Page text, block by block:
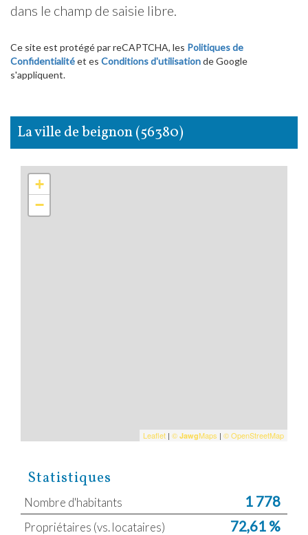
dans le champ de saisie libre.
Ce site est protégé par reCAPTCHA, les Politiques de
Confidentialitéet es Conditions d'utilisationde Google
s'appliquent.
la ville de beignon (56380)
+
−
Leaflet | © JawgMaps | © OpenStreetMap
Statistiques
Nombre d'habitants 1 778
Propriétaires (vs. locataires) 72,61 %